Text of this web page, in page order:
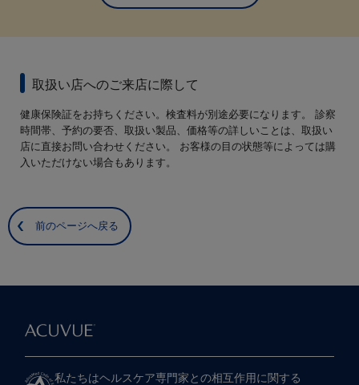
取扱い店へのご来店に際して
健康保険証をお持ちください。検査料が別途必要になります。 診察
時間帯、予約の要否、取扱い製品、価格等の詳しいことは、取扱い
店に直接お問い合わせください。 お客様の目の状態等によっては購
入いただけない場合もあります。
前のページへ戻る
私たちは​ヘルスケア専門家との​相互作用に​関する​